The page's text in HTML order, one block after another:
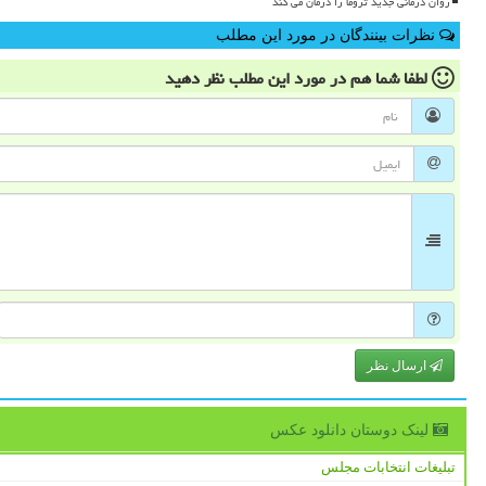
نظرات بینندگان در مورد این مطلب
لطفا شما همدر مورد این مطلبنظر دهید
ارسال نظر
لینک دوستان دانلود عكس
تبلیغات انتخابات مجلس